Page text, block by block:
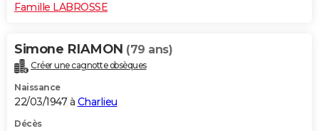
Famille LABROSSE
Simone RIAMON (79 ans)
Créer une cagnotte obsèques
Naissance
22/03/1947 à Charlieu
Décès